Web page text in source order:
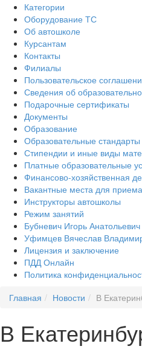
Категории
Оборудование ТС
Об автошколе
Курсантам
Контакты
Филиалы
Пользовательское
Сведения об
Подарочные сертификаты
Документы
Образование
Образовательные стандарты
Стипендии и иные виды
Платные образовательные
Финансово-хозяйственная
Вакантные места для
Инструкторы автошколы
Режим занятий
Бубневич Игорь Анатольевич
Уфимцев Вячеслав
Лицензия и заключение
ПДД Онлайн
Политика
Главная
Новости В
В